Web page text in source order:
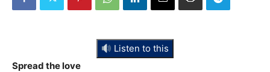
Listen to this
Spread the love